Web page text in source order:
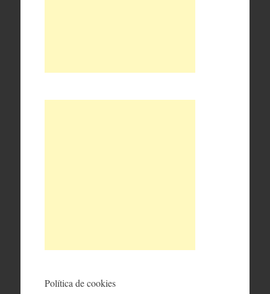
Política de cookies